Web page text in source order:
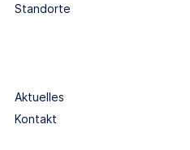
Standorte
Aktuelles
Kontakt